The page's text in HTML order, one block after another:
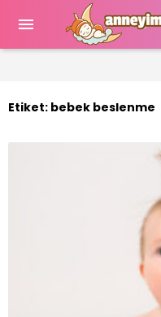

Etiket: bebek beslenme